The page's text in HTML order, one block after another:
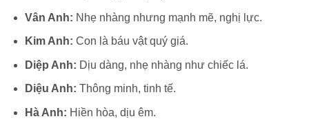
Vân Anh: Nhẹ nhàng nhưng mạnh mẽ, nghị lực.
Kim Anh: Con là báu vật quý giá.
Diệp Anh: Dịu dàng, nhẹ nhàng như chiếc lá.
Diệu Anh: Thông minh, tinh tế.
Hà Anh: Hiền hòa, dịu êm.